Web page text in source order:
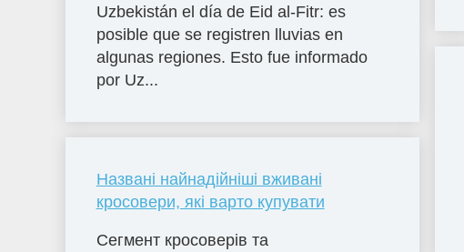
Uzbekistán el día de Eid al-Fitr: es
posible que se registren lluvias en
algunas regiones. Esto fue informado
por Uz...
Названі найнадійніші вживані
кросовери, які варто купувати
Сегмент кросоверів та